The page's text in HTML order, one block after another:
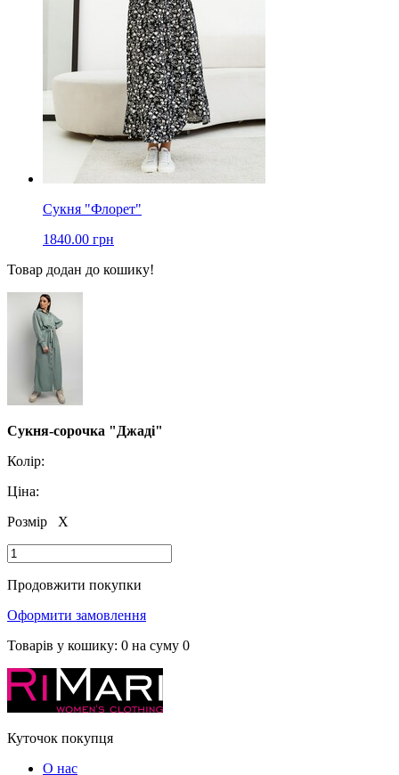
Сукня "Флорет"
1840.00 грн
Товар додан до кошику!
Сукня-сорочка "Джаді"
Колір:
Ціна:
Розмір
X
Продовжити покупки
Оформити замовлення
Товарів у кошику: 0 на суму 0
Куточок покупця
О нас